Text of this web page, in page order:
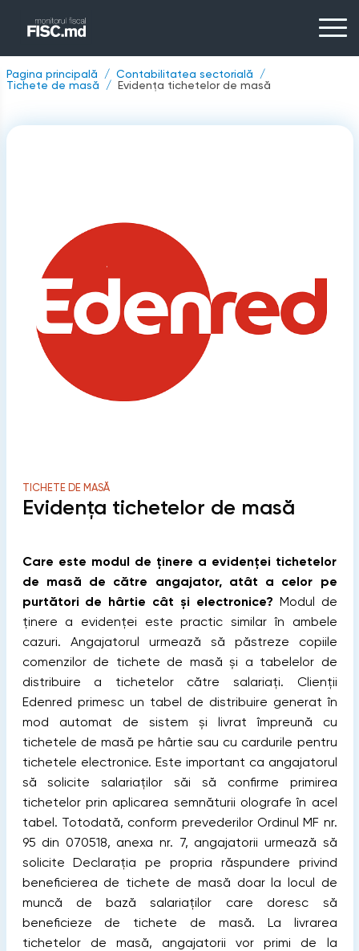
Pagina principală
Contabilitatea sectorială
Tichete de masă
Evidenţa tichetelor de masă
TICHETE DE MASĂ
Evidenţa tichetelor de masă
Care este modul de ţinere a evidenţei tichetelor
de masă de către angajator, atât a celor pe
purtători de hârtie cât şi electronice? Modul de
ținere a evidenței este practic similar în ambele
cazuri. Angajatorul urmează să păstreze copiile
comenzilor de tichete de masă și a tabelelor de
distribuire a tichetelor către salariați. Clienții
Edenred primesc un tabel de distribuire generat în
mod automat de sistem și livrat împreună cu
tichetele de masă pe hârtie sau cu cardurile pentru
tichetele electronice. Este important ca angajatorul
să solicite salariaților săi să confirme primirea
tichetelor prin aplicarea semnăturii olografe în acel
tabel. Totodată, conform prevederilor Ordinul MF nr.
95 din 070518, anexa nr. 7, angajatorii urmează să
solicite Declarația pe propria răspundere privind
beneficierea de tichete de masă doar la locul de
muncă de bază salariaților care doresc să
beneficieze de tichete de masă. La livrarea
tichetelor de masă, angajatorii vor primi de la